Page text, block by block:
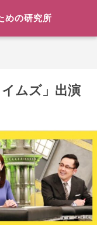
めの研究所
ムズ」出演